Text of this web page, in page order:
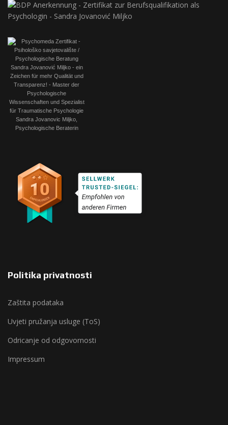
Politika privatnosti
Zaštita podataka
Uvjeti pružanja usluge (ToS)
Odricanje od odgovornosti
Impressum